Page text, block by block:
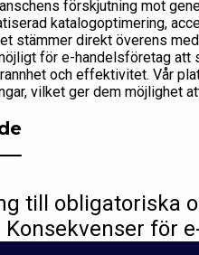
förskjutning mot
katalogoptimering,
stämmer direkt överens
för e-handelsföretag
och effektivitet. Vår
vilket ger dem möjlighet
till obligatoriska
för